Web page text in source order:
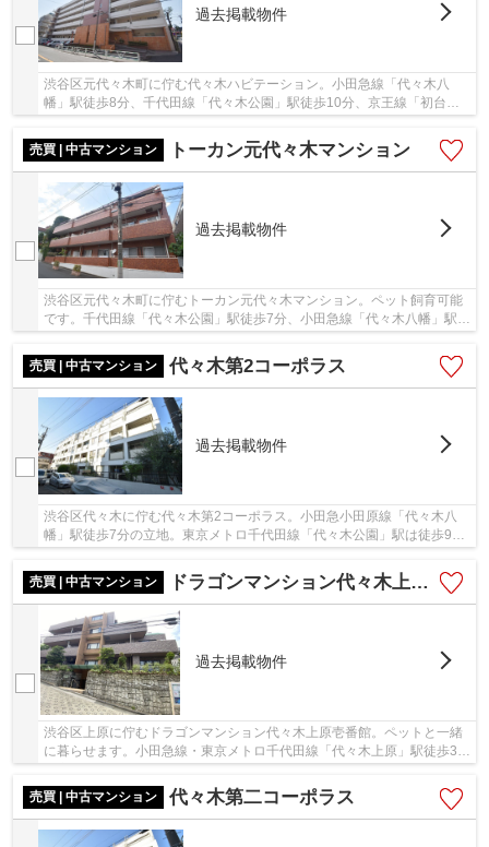
過去掲載物件
渋谷区元代々木町に佇む代々木ハビテーション。小田急線「代々木八
幡」駅徒歩8分、千代田線「代々木公園」駅徒歩10分、京王線「初台」
売買 | 中古マンション
トーカン元代々木マンション
過去掲載物件
渋谷区元代々木町に佇むトーカン元代々木マンション。ペット飼育可能
です。千代田線「代々木公園」駅徒歩7分、小田急線「代々木八幡」駅徒
売買 | 中古マンション
代々木第2コーポラス
過去掲載物件
渋谷区代々木に佇む代々木第2コーポラス。小田急小田原線「代々木八
幡」駅徒歩7分の立地。東京メトロ千代田線「代々木公園」駅は徒歩9分
と複数路線が利用可能です。大通りからは奥まっ...
売買 | 中古マンション
ドラゴンマンション代々木上原壱番館
過去掲載物件
渋谷区上原に佇むドラゴンマンション代々木上原壱番館。ペットと一緒
に暮らせます。小田急線・東京メトロ千代田線「代々木上原」駅徒歩3分
の立地。京王線「幡ヶ谷」駅も徒歩15分と3路...
売買 | 中古マンション
代々木第二コーポラス